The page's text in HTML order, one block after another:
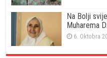
Na Bolji
Muharema
6. Oktobra